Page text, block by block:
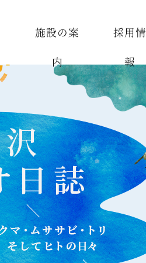
施設の案
内
採用情
報